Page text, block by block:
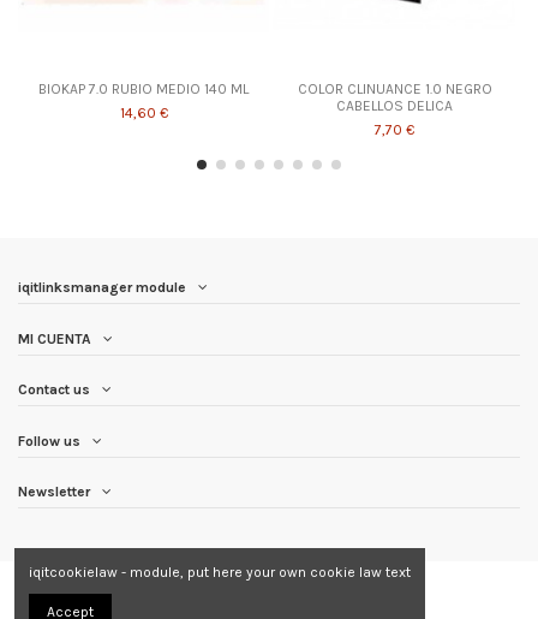
BIOKAP 7.0 RUBIO MEDIO 140 ML
14,60 €
COLOR CLINUANCE 1.0 NEGRO
CABELLOS DELICA
7,70 €
iqitlinksmanager module
MI CUENTA
Contact us
Follow us
Newsletter
iqitcookielaw - module, put here your own cookie law text
Accept